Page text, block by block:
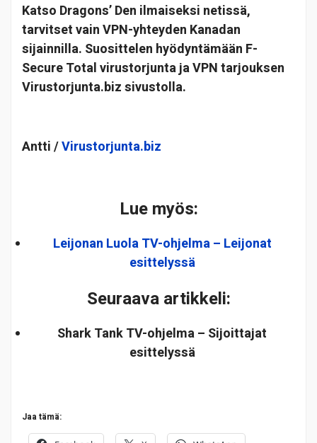
Katso Dragons’ Den ilmaiseksi netissä,
tarvitset vain VPN-yhteyden Kanadan
sijainnilla. Suosittelen hyödyntämään F-
Secure Total virustorjunta ja VPN tarjouksen
Virustorjunta.biz sivustolla.
Antti /Virustorjunta.biz
Lue myös:
Leijonan Luola TV-ohjelma – Leijonat
esittelyssä
Seuraava artikkeli:
Shark Tank TV-ohjelma – Sijoittajat
esittelyssä
Jaa tämä: